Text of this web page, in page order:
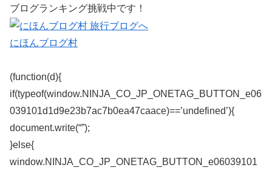
ブログランキング挑戦中です！
にほんブログ村
(function(d){
if(typeof(window.NINJA_CO_JP_ONETAG_BUTTON_e06
039101d1d9e23b7ac7b0ea47caace)==’undefined’){
document.write(“”);
}else{
window.NINJA_CO_JP_ONETAG_BUTTON_e06039101